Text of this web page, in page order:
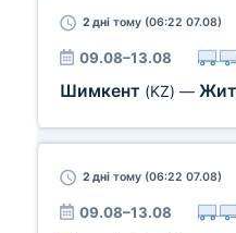
2 дні тому (06:22 07.08)
09.08–13.08
Шимкент (KZ) —
2 дні тому (06:22 07.08)
09.08–13.08